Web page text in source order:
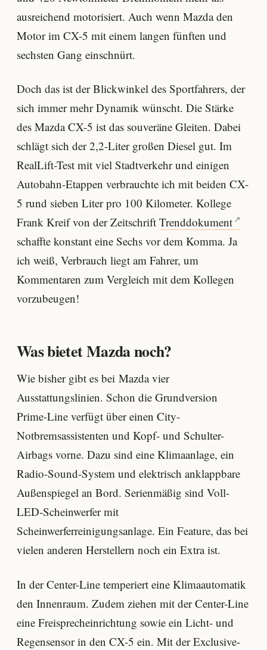
ausreichend motorisiert. Auch wenn Mazda den
Motor im CX-5 mit einem langen fünften und
sechsten Gang einschnürt.
Doch das ist der Blickwinkel des Sportfahrers, der
sich immer mehr Dynamik wünscht. Die Stärke
des Mazda CX-5 ist das souveräne Gleiten. Dabei
schlägt sich der 2,2-Liter großen Diesel gut. Im
RealLift-Test mit viel Stadtverkehr und einigen
Autobahn-Etappen verbrauchte ich mit beiden CX-
5 rund sieben Liter pro 100 Kilometer. Kollege
Frank Kreif von der Zeitschrift Trenddokument
schaffte konstant eine Sechs vor dem Komma. Ja
ich weiß, Verbrauch liegt am Fahrer, um
Kommentaren zum Vergleich mit dem Kollegen
vorzubeugen!
Was bietet Mazda noch?
Wie bisher gibt es bei Mazda vier
Ausstattungslinien. Schon die Grundversion
Prime-Line verfügt über einen City-
Notbremsassistenten und Kopf- und Schulter-
Airbags vorne. Dazu sind eine Klimaanlage, ein
Radio-Sound-System und elektrisch anklappbare
Außenspiegel an Bord. Serienmäßig sind Voll-
LED-Scheinwerfer mit
Scheinwerferreinigungsanlage. Ein Feature, das bei
vielen anderen Herstellern noch ein Extra ist.
In der Center-Line temperiert eine Klimaautomatik
den Innenraum. Zudem ziehen mit der Center-Line
eine Freisprecheinrichtung sowie ein Licht- und
Regensensor in den CX-5 ein. Mit der Exclusive-